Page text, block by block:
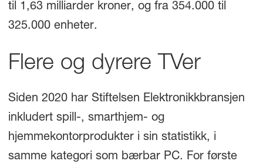
til 1,63 milliarder kroner, og fra 354.000 til
325.000 enheter.
Flere og dyrere TVer
Siden 2020 har Stiftelsen Elektronikkbransjen
inkludert spill-, smarthjem- og
hjemmekontorprodukter i sin statistikk, i
samme kategori som bærbar PC. For første